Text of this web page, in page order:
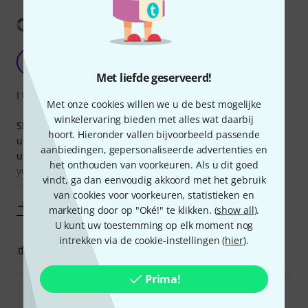
Met liefde geserveerd!
Met onze cookies willen we u de best mogelijke
winkelervaring bieden met alles wat daarbij
hoort. Hieronder vallen bijvoorbeeld passende
aanbiedingen, gepersonaliseerde advertenties en
het onthouden van voorkeuren. Als u dit goed
vindt, ga dan eenvoudig akkoord met het gebruik
van cookies voor voorkeuren, statistieken en
marketing door op "Oké!" te klikken. (show all).
U kunt uw toestemming op elk moment nog
intrekken via de cookie-instellingen (hier).
Prima!
AA
I think this is a nice book, as are the accompanying videos.
She tries to clarify things in a way that is relatively easy to
understand and she has a nice collection of songs one can
use. In addition, the practice exercises for familiarizing
yourself with various musical motions and for practicing
various notes are also quite useful and well thought-out.
Toon meer
Alle waarderingen lezen